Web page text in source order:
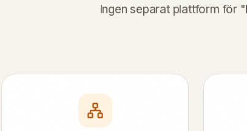
Ingen separat plattform för